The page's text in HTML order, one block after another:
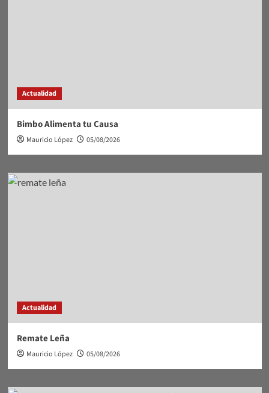
Actualidad
Bimbo Alimenta tu Causa
Mauricio López 05/08/2026
Actualidad
Remate Leña
Mauricio López 05/08/2026